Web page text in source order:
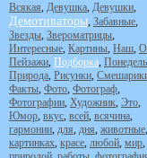
Всякая, Девушка, Девушки,
Демотиваторы, Забавные,
Звезды, Звероматрицы,
Интересные, Картины, Наш,
Пейзажи, Подборка,
Природа, Рисунки,
Факты, Фото, Фотограф,
Фотографии, Художник, Это,
Юмор, вкус, всей, всячина,
гармонии, для, дня, животные,
картинках, красе, любой, мир,